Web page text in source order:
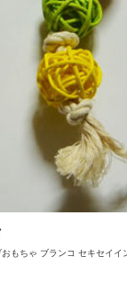
もちゃ ブランコ セキセイイ